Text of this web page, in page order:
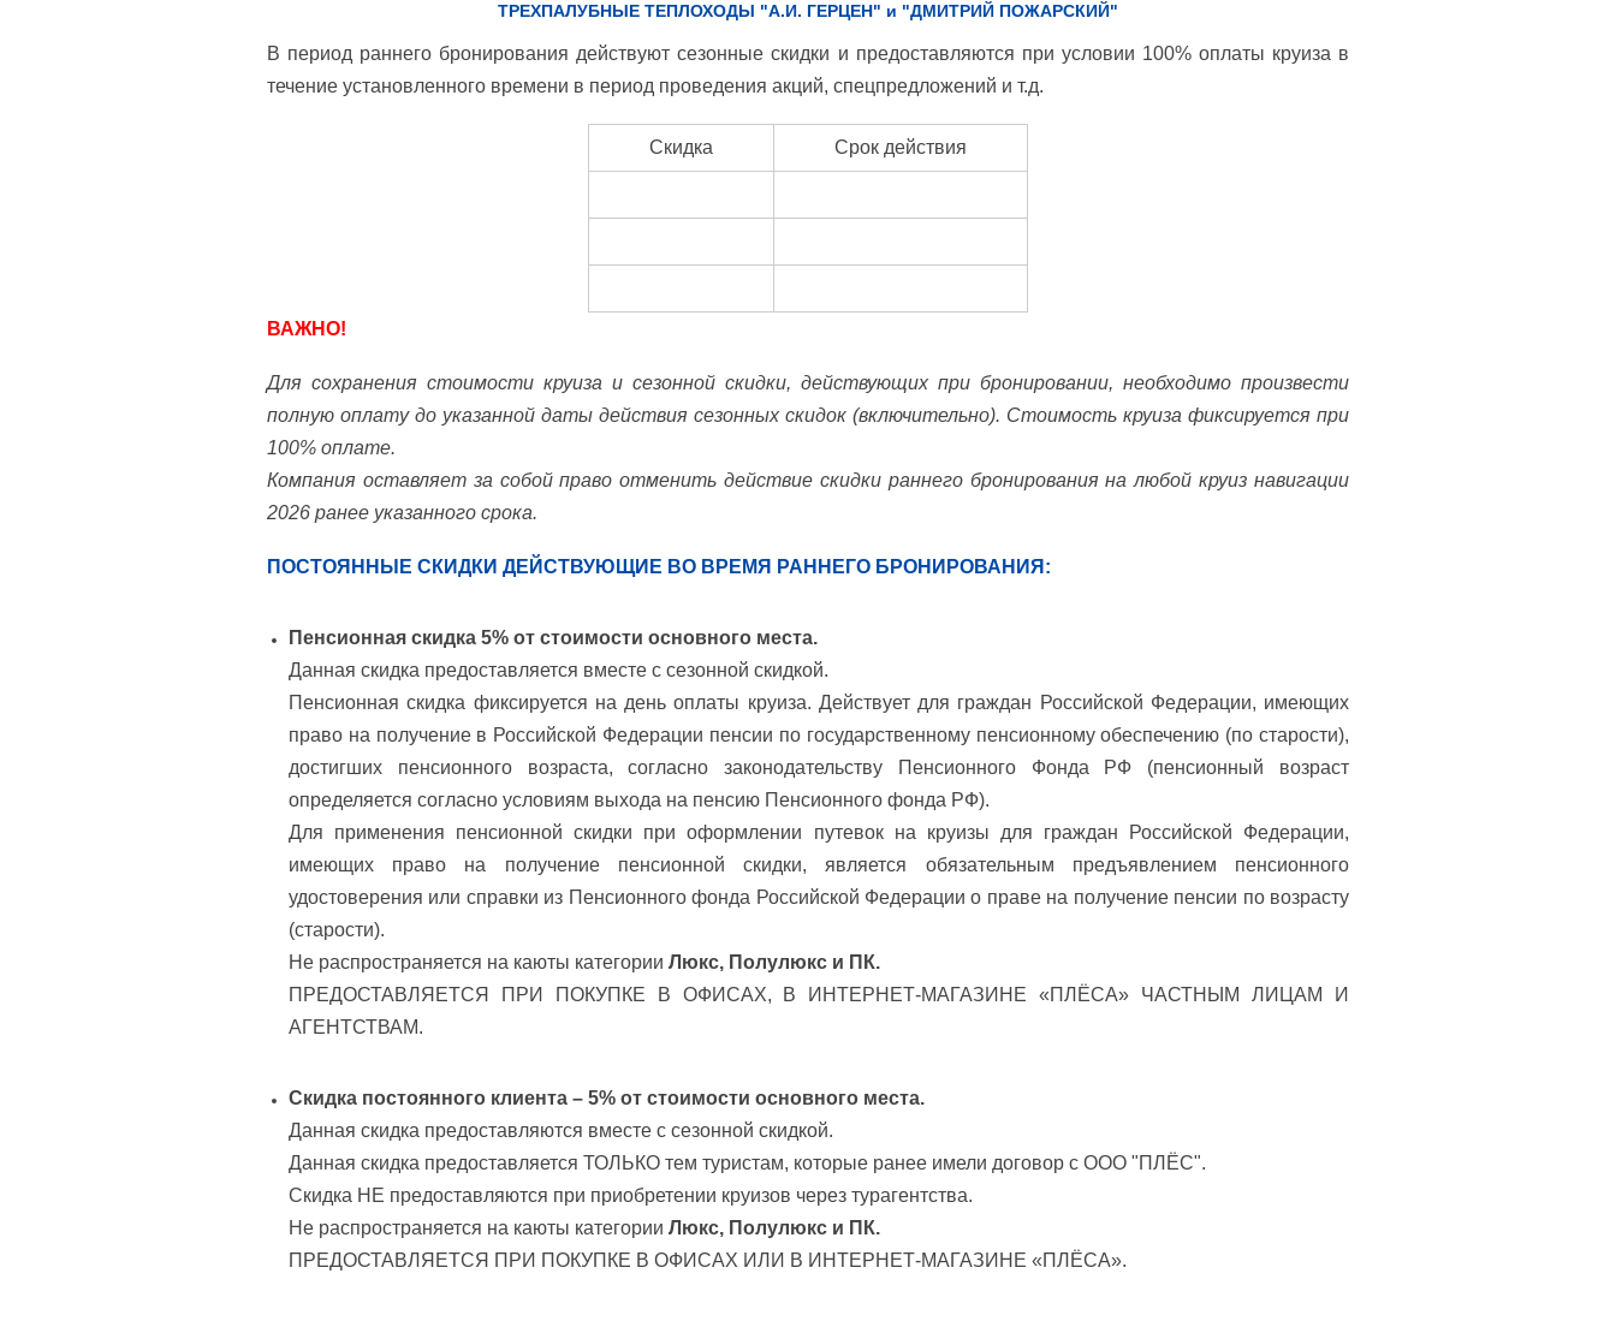
ТРЕХПАЛУБНЫЕ ТЕПЛОХОДЫ "А.И. ГЕРЦЕН" и "ДМИТРИЙ ПОЖАРСКИЙ"
В период раннего бронирования действуют сезонные скидки и предоставляются при условии 100% оплаты круиза в
течение установленного времени в период проведения акций, спецпредложений и т.д.
Скидка Срок действия
ВАЖНО!
Для сохранения стоимости круиза и сезонной скидки, действующих при бронировании, необходимо произвести
полную оплату до указанной даты действия сезонных скидок (включительно). Стоимость круиза фиксируется при
100% оплате.
Компания оставляет за собой право отменить действие скидки раннего бронирования на любой круиз навигации
2026 ранее указанного срока.
ПОСТОЯННЫЕ СКИДКИ ДЕЙСТВУЮЩИЕ ВО ВРЕМЯ РАННЕГО БРОНИРОВАНИЯ:
Пенсионная скидка 5% от стоимости основного места.
Данная скидка предоставляется вместе с сезонной скидкой.
Пенсионная скидка фиксируется на день оплаты круиза. Действует для граждан Российской Федерации, имеющих
право на получение в Российской Федерации пенсии по государственному пенсионному обеспечению (по старости),
достигших пенсионного возраста, согласно законодательству Пенсионного Фонда РФ (пенсионный возраст
определяется согласно условиям выхода на пенсию Пенсионного фонда РФ).
Для применения пенсионной скидки при оформлении путевок на круизы для граждан Российской Федерации,
имеющих право на получение пенсионной скидки, является обязательным предъявлением пенсионного
удостоверения или справки из Пенсионного фонда Российской Федерации о праве на получение пенсии по возрасту
(старости).
Не распространяется на каюты категории Люкс, Полулюкс и ПК.
ПРЕДОСТАВЛЯЕТСЯ ПРИ ПОКУПКЕ В ОФИСАХ, В ИНТЕРНЕТ-МАГАЗИНЕ «ПЛЁСА» ЧАСТНЫМ ЛИЦАМ И
АГЕНТСТВАМ.
Скидка постоянного клиента – 5% от стоимости основного места.
Данная скидка предоставляются вместе с сезонной скидкой.
Данная скидка предоставляется ТОЛЬКО тем туристам, которые ранее имели договор с ООО "ПЛЁС".
Скидка НЕ предоставляются при приобретении круизов через турагентства.
Не распространяется на каюты категории Люкс, Полулюкс и ПК.
ПРЕДОСТАВЛЯЕТСЯ ПРИ ПОКУПКЕ В ОФИСАХ ИЛИ В ИНТЕРНЕТ-МАГАЗИНЕ «ПЛЁСА».